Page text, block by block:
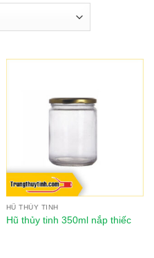
HŨ THỦY TINH
Hũ thủy tinh 350ml nắp thiếc